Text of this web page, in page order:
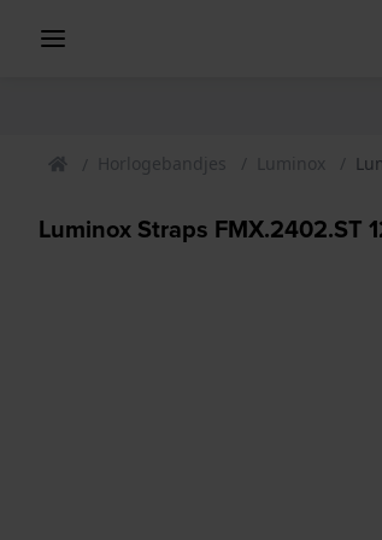
Horlogebandjes Luminox
Luminox Straps FMX.2402.ST